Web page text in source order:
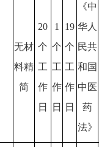
无材
料精
简
20
个
工
作
日
1
个
工
作
日
19
个
工
作
日
《中
华人
民共
和国
中医
药
法》